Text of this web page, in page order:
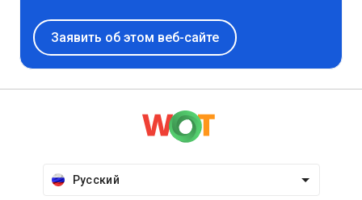
Заявить об этом веб-сайте
Русский